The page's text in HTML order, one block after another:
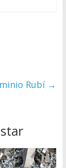
Rubí →